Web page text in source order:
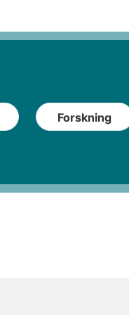
Forskning